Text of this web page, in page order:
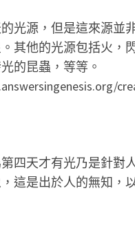
光源，但是這來源並
其他的光源包括火，
的昆蟲，等等。
四天才有光乃是針對
這是出於人的無知，